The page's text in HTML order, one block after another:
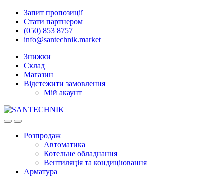
Skip
navigation
Skip
content
Запит пропозиції
Стати партнером
(050) 853 8757
info@santechnik.market
Знижки
Склад
Магазин
Відстежити замовлення
Мій акаунт
OpenClose
Розпродаж
Автоматика
Котельне обладнання
Вентиляція та кондиціювання
Арматура